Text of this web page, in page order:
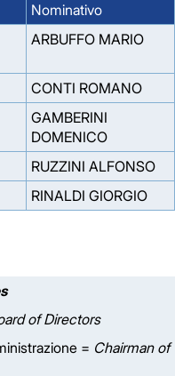
Nominativo
ARBUFFO MARIO
CONTI ROMANO
GAMBERINI
DOMENICO
RUZZINI ALFONSO
RINALDI GIORGIO
of Directors
= Chairman of